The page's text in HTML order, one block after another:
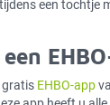
een tochtje
gratis EHBO-app